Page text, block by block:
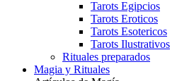
Tarots Egipcios
Tarots Eroticos
Tarots Esotericos
Tarots Ilustrativos
Rituales preparados
Magia y Rituales